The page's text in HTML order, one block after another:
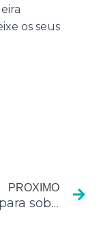
os seus
PROXIMO
5 regras para sobreviver no varejo em uma recessão